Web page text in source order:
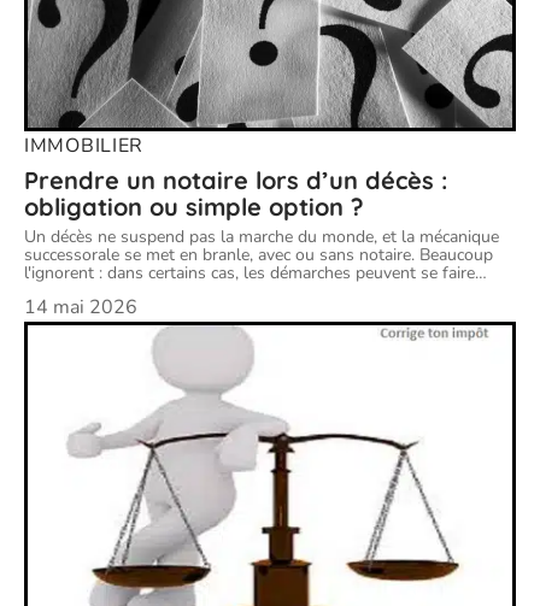
IMMOBILIER
Prendre un notaire lors d’un décès :
obligation ou simple option ?
Un décès ne suspend pas la marche du monde, et la mécanique
successorale se met en branle, avec ou sans notaire. Beaucoup
l'ignorent : dans certains cas, les démarches peuvent se faire…
14 mai 2026